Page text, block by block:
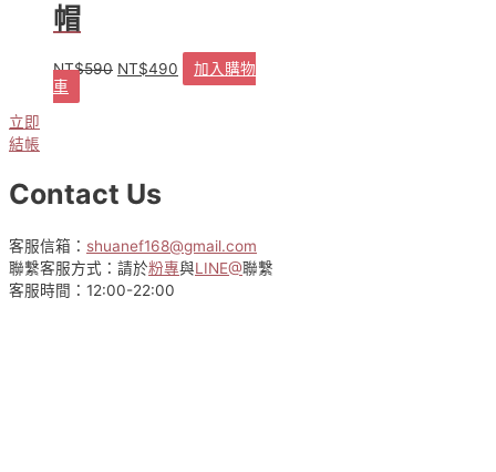
品
頁
帽
NT$590 原
NT$490
加入購物
車
立即
結帳
Contact Us
客服信箱： shuanef168@gmail.com
聯繫客服方式：請於粉專與LINE@聯繫
客服時間：12:00-22:00